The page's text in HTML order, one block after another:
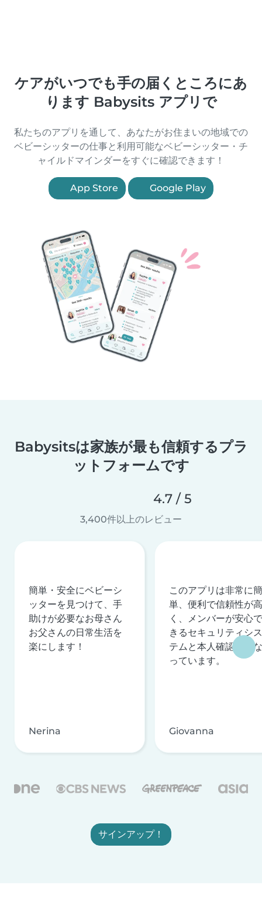
ケアがいつでも手の届くところにあ
ります Babysits アプリで
私たちのアプリを通して、あなたがお住まいの地域での
ベビーシッターの仕事と利用可能なベビーシッター・チ
ャイルドマインダーをすぐに確認できます！
App Store Google Play
Babysitsは家族が最も信頼するプラ
ットフォームです
4.7 / 5
3,400件以上のレビュー
簡単・安全にベビーシ
ッターを見つけて、手
助けが必要なお母さん
お父さんの日常生活を
楽にします！
Nerina
このアプリは非常に簡
単、便利で信頼性が高
く、メンバーが安心で
きるセキュリティシス
テムと本人確認を行な
っています。
Giovanna
サインアップ！